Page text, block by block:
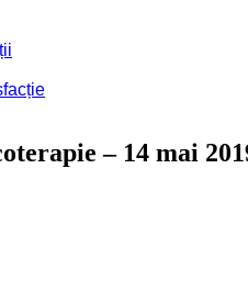
– 14 mai